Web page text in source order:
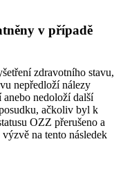
v případě
zdravotního stavu,
nepředloží nálezy
anebo nedoloží další
ačkoliv byl k
OZZ přerušeno a
na tento následek